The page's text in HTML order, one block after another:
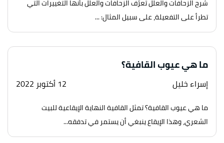
شرح الزحافات والعلل تُعرّف الزحافات والعلل بأنها التغييرات التي
تطرأ على التفعيلة، على سبيل المثال: ...
ما هي عيوب القافية؟
إسراء خليل 12 أكتوبر 2022
ما هي عيوب القافية؟ تمثل القافية النهاية الإيقاعية للبيت
الشعري، وهذا الإيقاع ينبغي أن يستمر في تدفقه...